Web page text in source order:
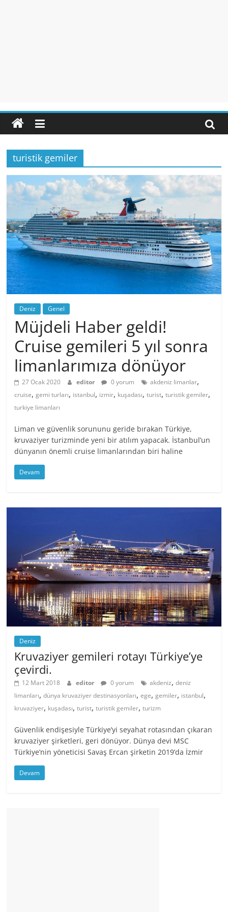
turistik gemiler
Deniz Genel
Müjdeli Haber geldi!
Cruise gemileri 5 yıl sonra
limanlarımıza dönüyor
27 Ocak 2020 editor 0 yorum akdeniz limanlar,
cruise,gemi turları, istanbul, izmir, kuşadası,turist,turistik gemiler,
turkiye limanları
Liman ve güvenlik sorununu geride bırakan Türkiye,
kruvaziyer turizminde yeni bir atılım yapacak. İstanbul’un
dünyanın önemli cruise limanlarından biri haline
Devam
Deniz
Kruvaziyer gemileri rotayı Türkiye’ye
çevirdi.
12 Mart 2018 editor 0 yorum akdeniz,deniz
limanları,dünya kruvaziyer destinasyonları,ege,gemiler, istanbul,
kruvaziyer, kuşadası,turist,turistik gemiler,turizm
Güvenlik endişesiyle Türkiye’yi seyahat rotasından çıkaran
kruvaziyer şirketleri, geri dönüyor. Dünya devi MSC
Türkiye’nin yöneticisi Savaş Ercan şirketin 2019’da İzmir
Devam